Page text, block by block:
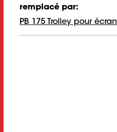
remplacé par:
PB 175 Trolley pour écran